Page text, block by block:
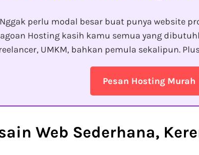
Nggak perlu modal besar buat punya website
Hosting kasih kamu semua yang
UMKM, bahkan pemula sekalipun.
Pesan Hosting Murah
Web Sederhana,